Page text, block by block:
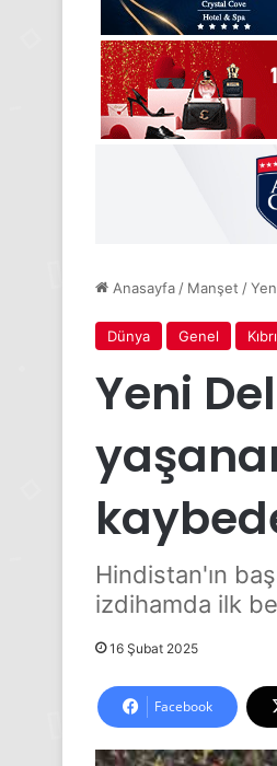
Anasayfa / Manşet /
Dünya Genel
Yeni
Hindistan'ın
izdihamda ilk
16 Şubat 2025
Facebook